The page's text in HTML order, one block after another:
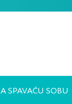
SPAVAĆU SOBU